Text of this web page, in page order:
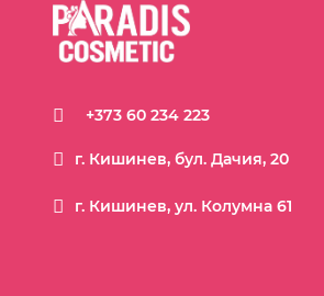
г. Кишинев, ул. Колумна 61
+373 60 234 223
г. Кишинев, бул. Дачия, 20